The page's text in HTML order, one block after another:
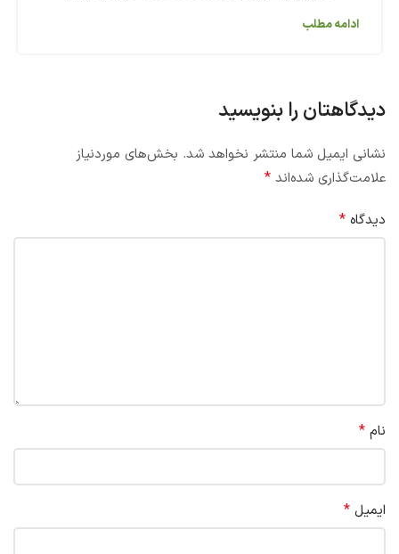
ادامه مطلب
دیدگاهتان را بنویسید
نشانی ایمیل شما منتشر نخواهد شد. بخش‌های موردنیاز
علامت‌گذاری شده‌اند *
دیدگاه *
نام *
ایمیل *